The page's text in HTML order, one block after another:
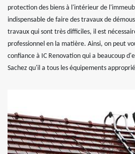
protection des biens à l'intérieur de
indispensable de faire des travaux de
travaux qui sont très difficiles, il est
professionnel en la matière. Ainsi, on peut
confiance à IC Renovation qui a beaucoup
Sachez qu'il a tous les équipements